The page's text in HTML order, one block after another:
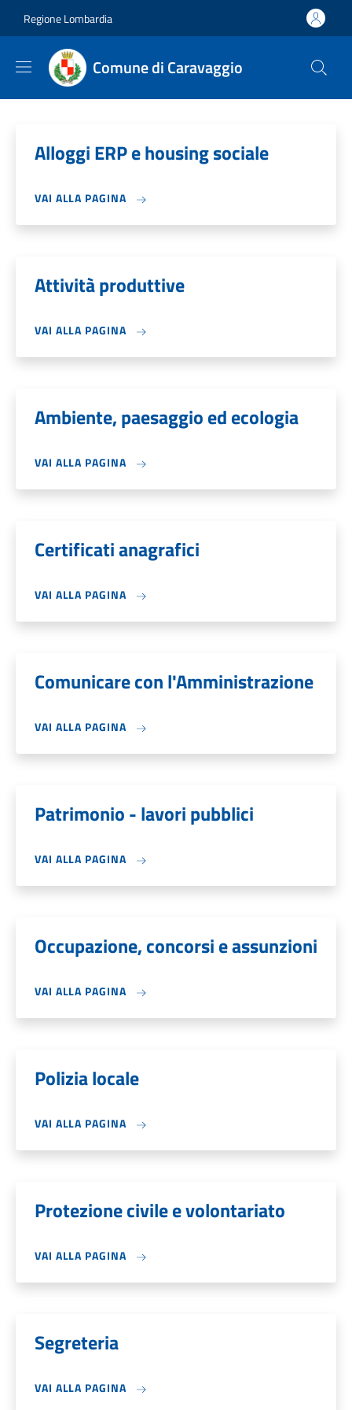
Regione Lombardia
Comune di Caravaggio
Alloggi ERP e housing sociale
VAI ALLA PAGINA
Attività produttive
VAI ALLA PAGINA
Ambiente, paesaggio ed ecologia
VAI ALLA PAGINA
Certificati anagrafici
VAI ALLA PAGINA
Comunicare con l'Amministrazione
VAI ALLA PAGINA
Patrimonio - lavori pubblici
VAI ALLA PAGINA
Occupazione, concorsi e assunzioni
VAI ALLA PAGINA
Polizia locale
VAI ALLA PAGINA
Protezione civile e volontariato
VAI ALLA PAGINA
Segreteria
VAI ALLA PAGINA